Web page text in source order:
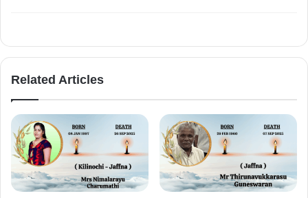
Related Articles